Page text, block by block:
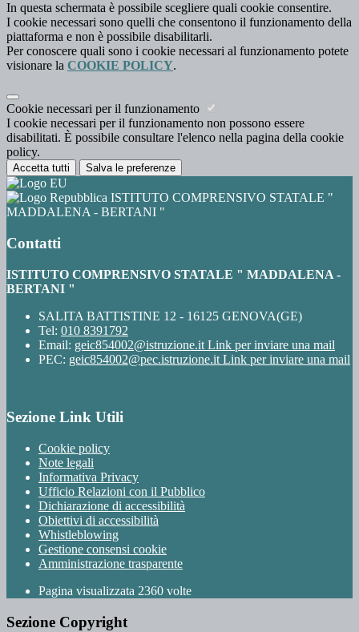
In questa schermata è possibile scegliere quali cookie consentire.
I cookie necessari sono quelli che consentono il funzionamento della
piattaforma e non è possibile disabilitarli.
Per conoscere quali sono i cookie necessari al funzionamento potete
visionare la COOKIE POLICY.
Cookie necessari per il funzionamento
I cookie necessari per il funzionamento non possono essere
disabilitati. È possibile consultare l'elenco nella pagina della cookie
policy.
Accetta tutti Salva le preferenze
ISTITUTO COMPRENSIVO STATALE "
MADDALENA - BERTANI "
Contatti
ISTITUTO COMPRENSIVO STATALE " MADDALENA -
BERTANI "
SALITA BATTISTINE 12 - 16125 GENOVA(GE)
Tel: 010 8391792
Email: geic854002@istruzione.it Link per inviare una mail
PEC: geic854002@pec.istruzione.it Link per inviare una mail
Sezione Link Utili
Cookie policy
Note legali
Informativa Privacy
Ufficio Relazioni con il Pubblico
Dichiarazione di accessibilità
Obiettivi di accessibilità
Whistleblowing
Gestione consensi cookie
Amministrazione trasparente
Pagina visualizzata 2360 volte
Sezione Copyright